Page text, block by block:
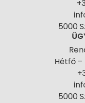
5000
Hétfő –
5000